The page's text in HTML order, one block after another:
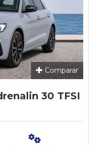
Comparar
30 TFSI